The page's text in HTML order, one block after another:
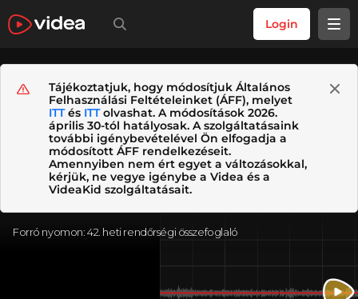
Login
Tájékoztatjuk, hogy módosítjuk Általános
Felhasználási Feltételeinket (ÁFF), melyet
ITTés ITTolvashat. A módosítások 2026.
április 30-tól hatályosak. A szolgáltatásaink
további igénybevételével Ön elfogadja a
módosított ÁFF rendelkezéseit.
Amennyiben nem ért egyet a változásokkal,
kérjük, ne vegye igénybe a Videa és a
VideaKid szolgáltatásait.